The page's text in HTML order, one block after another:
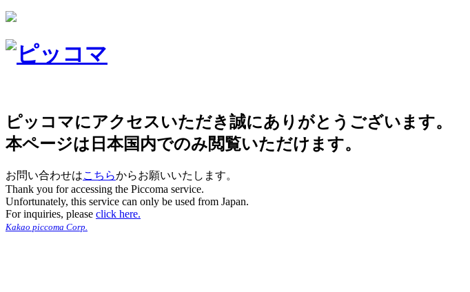
ピッコマにアクセスいただき誠にありがとうございます。
本ページは日本国内でのみ閲覧いただけます。
お問い合わせはこちらからお願いいたします。
Thank you for accessing the Piccoma service.
Unfortunately, this service can only be used from Japan.
For inquiries, please click here.
Kakao piccoma Corp.